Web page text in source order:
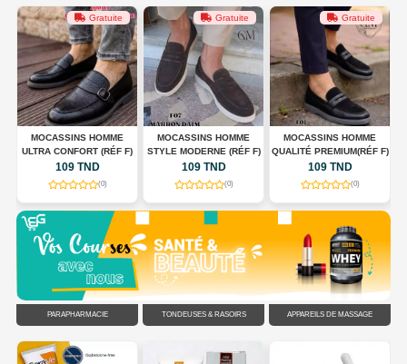
Gratuite
MOCASSINS HOMME
ULTRA CONFORT (RÉF F)
109 TND
(0)
Gratuite
MOCASSINS HOMME
STYLE MODERNE (RÉF F)
109 TND
(0)
Gratuite
MOCASSINS HOMME
QUALITÉ PREMIUM(RÉF F)
109 TND
(0)
PARAPHARMACIE TONDEUSES & RASOIRS APPAREILS DE MASSAGE